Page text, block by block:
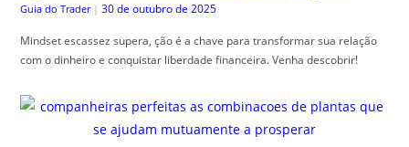
Guia do Trader | 30 de outubro de 2025
Mindset escassez supera, ção é a chave para transformar sua relação
com o dinheiro e conquistar liberdade financeira. Venha descobrir!